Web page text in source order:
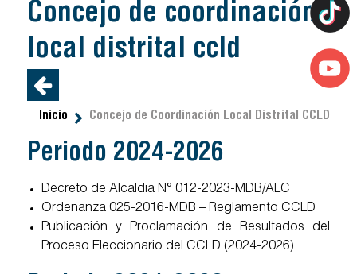
concejo de coordinación
local distrital ccld
Inicio Concejo de Coordinación Local Distrital CCLD
Periodo 2024-2026
Decreto de Alcaldia N° 012-2023-MDB/ALC
Ordenanza 025-2016-MDB – Reglamento CCLD
Publicación y Proclamación de Resultados del
Proceso Eleccionario del CCLD (2024-2026)